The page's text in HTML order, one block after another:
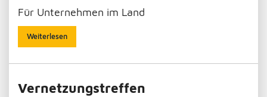
Für Unternehmen im Land
Weiterlesen
Vernetzungstreffen